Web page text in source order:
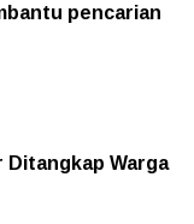
pencarian
Ditangkap Warga